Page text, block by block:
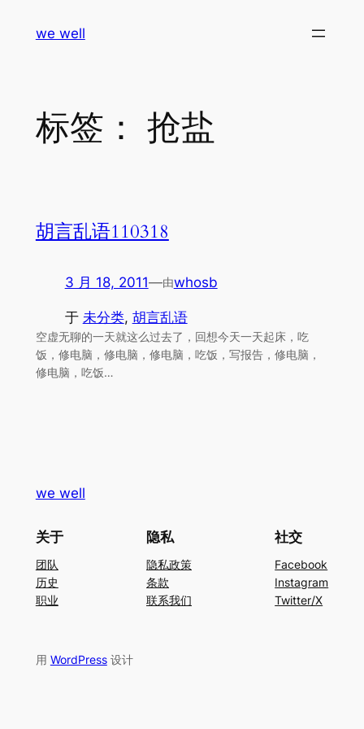
we well
标签： 抢盐
胡言乱语110318
3 月 18, 2011—由whosb
于 未分类, 胡言乱语
空虚无聊的一天就这么过去了，回想今天一天起床，吃
饭，修电脑，修电脑，修电脑，吃饭，写报告，修电脑，
修电脑，吃饭…
we well
关于
团队
历史
职业
隐私
隐私政策
条款
联系我们
社交
Facebook
Instagram
Twitter/X
用 WordPress设计